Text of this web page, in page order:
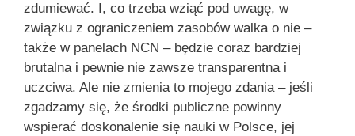
zdumiewać. I, co trzeba wziąć pod uwagę, w
związku z ograniczeniem zasobów walka o nie –
także w panelach NCN – będzie coraz bardziej
brutalna i pewnie nie zawsze transparentna i
uczciwa. Ale nie zmienia to mojego zdania – jeśli
zgadzamy się, że środki publiczne powinny
wspierać doskonalenie się nauki w Polsce, jej